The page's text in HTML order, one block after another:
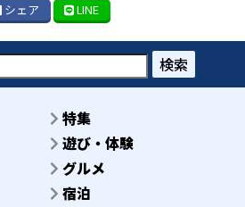
シェア LINE
検索
特集
遊び・体験
グルメ
宿泊